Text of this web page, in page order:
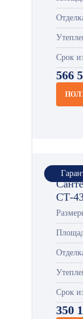
Срок
566
СТ-
Срок
350